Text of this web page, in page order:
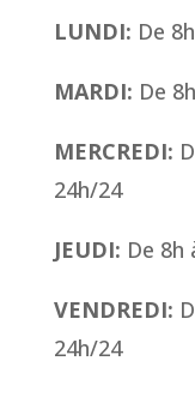
LUNDI: De
MARDI: De
MERCREDI:
24h/24
JEUDI: De 8h
VENDREDI:
24h/24